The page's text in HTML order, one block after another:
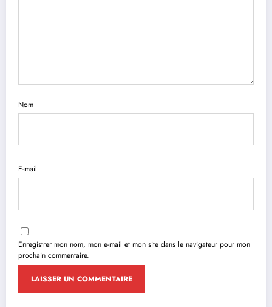
Nom
E-mail
Enregistrer mon nom, mon e-mail et mon site dans le navigateur pour mon
prochain commentaire.